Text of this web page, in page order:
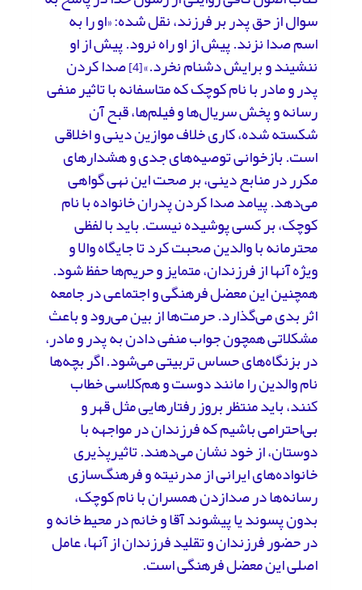
سوال از حق پدر بر فرزند، نقل شده: «او را به
اسم صدا نزند. پیش از او راه نرود. پیش از او
ننشیند و برایش دشنام نخرد.»[4] صدا کردن
پدر و مادر با نام کوچک که متاسفانه با تاثیر منفی
رسانه و پخش سریال‌ها و فیلم‌ها، قبح آن
شکسته شده، کاری خلاف موازین دینی و اخلاقی
است. بازخوانی توصیه‌های جدی و هشدارهای
مکرر در منابع دینی، بر صحت این نهی گواهی
می‌دهد. پیامد صدا کردن پدران خانواده با نام
کوچک، بر کسی پوشیده نیست. باید با لفظی
محترمانه با والدین صحبت کرد تا جایگاه والا و
ویژه آنها از فرزندان، متمایز و حریم‌ها حفظ شود.
همچنین این معضل فرهنگی و اجتماعی در جامعه
اثر بدی می‌گذارد. حرمت‌ها از بین می‌رود و باعث
مشکلاتی همچون جواب منفی دادن به پدر و مادر،
در بزنگاه‌های حساس تربیتی می‌شود. اگر بچه‌ها
نام والدین را مانند دوست و هم‌کلاسی خطاب
کنند، باید منتظر بروز رفتارهایی مثل قهر و
بی‌احترامی باشیم که فرزندان در مواجهه با
دوستان، از خود نشان می‌دهند. تاثیرپذیری
خانواده‌های ایرانی از مدرنیته و فرهنگ‌سازی
رسانه‌ها در صدازدن همسران با نام کوچک،
بدون پسوند یا پیشوند آقا و خانم در محیط خانه و
در حضور فرزندان و تقلید فرزندان از آنها، عامل
اصلی این معضل فرهنگی است.